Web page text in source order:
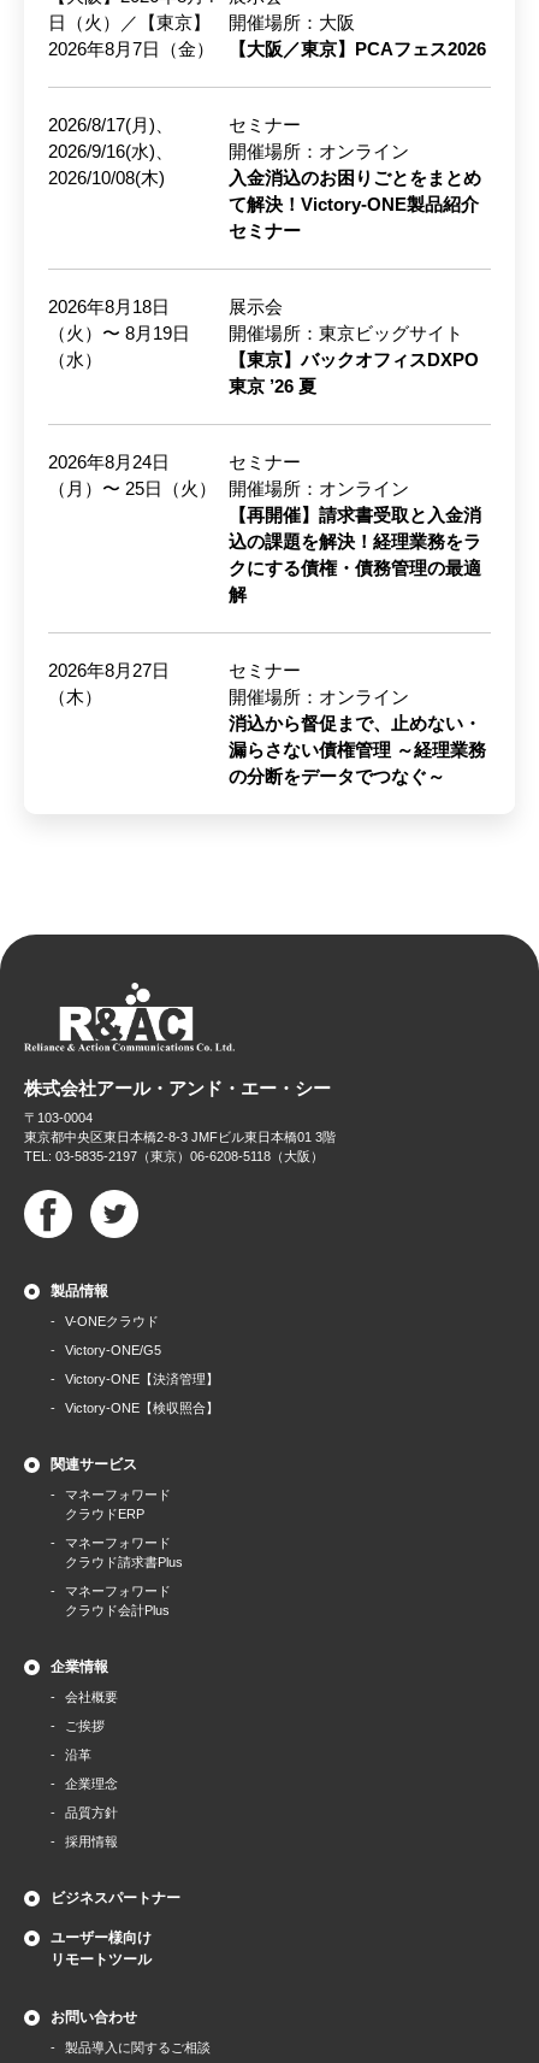
日（火）／【東京】
2026年8月7日（金）
開催場所：大阪
【大阪／東京】PCAフェス2026
2026/8/17(月)、
2026/9/16(水)、
2026/10/08(木)
セミナー
開催場所：オンライン
入金消込のお困りごとをまとめ
て解決！Victory-ONE製品紹介
セミナー
2026年8月18日
（火）〜 8月19日
（水）
展示会
開催場所：東京ビッグサイト
【東京】バックオフィスDXPO
東京 ’26 夏
2026年8月24日
（月）〜 25日（火）
セミナー
開催場所：オンライン
【再開催】請求書受取と入金消
込の課題を解決！経理業務をラ
クにする債権・債務管理の最適
解
2026年8月27日
（木）
セミナー
開催場所：オンライン
消込から督促まで、止めない・
漏らさない債権管理 ～経理業務
の分断をデータでつなぐ～
株式会社アール・アンド・エー・シー
〒103-0004
東京都中央区東日本橋2-8-3 JMFビル東日本橋01 3階
TEL: 03-5835-2197（東京）06-6208-5118（大阪）
製品情報
V-ONEクラウド
Victory-ONE/G5
Victory-ONE【決済管理】
Victory-ONE【検収照合】
関連サービス
マネーフォワード
クラウドERP
マネーフォワード
クラウド請求書Plus
マネーフォワード
クラウド会計Plus
企業情報
会社概要
ご挨拶
沿革
企業理念
品質方針
採用情報
ビジネスパートナー
ユーザー様向け
リモートツール
お問い合わせ
製品導⼊に関するご相談